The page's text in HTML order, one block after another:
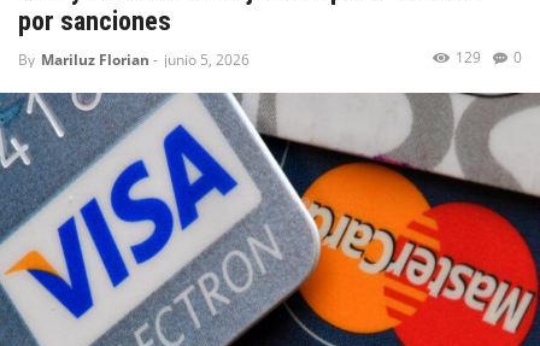
por sanciones
By Mariluz Florian - junio 5, 2026 0
129